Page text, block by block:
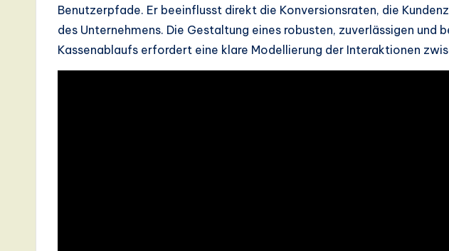
Benutzerpfade. Er beeinflusst direkt die Konversionsraten, die
des Unternehmens. Die Gestaltung eines robusten, zuverlässigen und
Kassenablaufs erfordert eine klare Modellierung der Interaktionen